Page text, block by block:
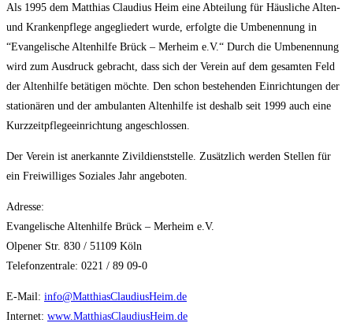
Als 1995 dem Matthias Claudius Heim eine Abteilung für Häusliche Alten-
und Krankenpflege angegliedert wurde, erfolgte die Umbenennung in
“Evangelische Altenhilfe Brück – Merheim e.V.“ Durch die Umbenennung
wird zum Ausdruck gebracht, dass sich der Verein auf dem gesamten Feld
der Altenhilfe betätigen möchte. Den schon bestehenden Einrichtungen der
stationären und der ambulanten Altenhilfe ist deshalb seit 1999 auch eine
Kurzzeitpflegeeinrichtung angeschlossen.
Der Verein ist anerkannte Zivildienststelle. Zusätzlich werden Stellen für
ein Freiwilliges Soziales Jahr angeboten.
Adresse:
Evangelische Altenhilfe Brück – Merheim e.V.
Olpener Str. 830 / 51109 Köln
Telefonzentrale: 0221 / 89 09-0
E-Mail: info@MatthiasClaudiusHeim.de
Internet: www.MatthiasClaudiusHeim.de